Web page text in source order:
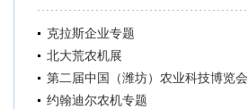
克拉斯企业专题
北大荒农机展
第二届中国（潍坊）农业科技博览会
约翰迪尔农机专题